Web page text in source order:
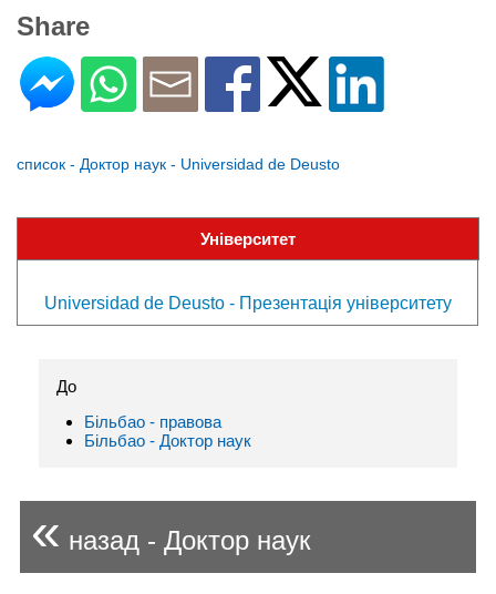
Share
список - Доктор наук - Universidad de Deusto
Університет
Universidad de Deusto - Презентація університету
До
Більбао - правовa
Більбао - Доктор наук
« назад - Доктор наук